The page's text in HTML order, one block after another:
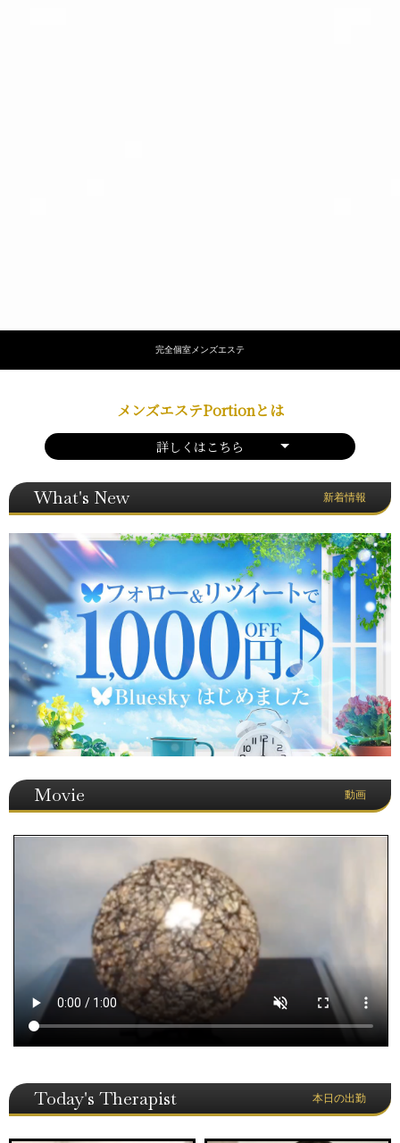
完全個室メンズエステ
メンズエステPortionとは
詳しくはこちら
What's New 新着情報
Movie 動画
Today's Therapist 本日の出勤